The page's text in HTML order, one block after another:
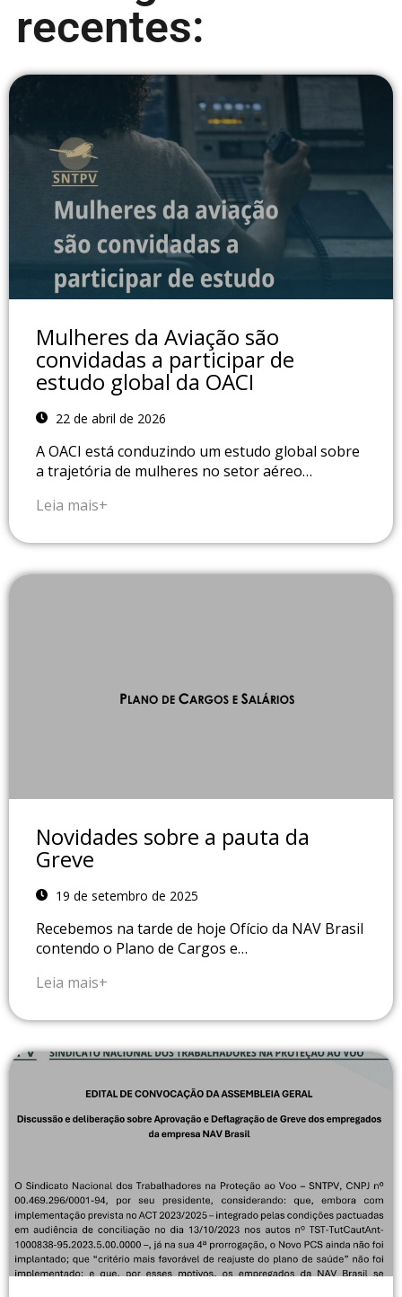
recentes:
Mulheres da Aviação são
convidadas a participar de
estudo global da OACI
22 de abril de 2026
A OACI está conduzindo um estudo global sobre
a trajetória de mulheres no setor aéreo…
Leia mais+
Novidades sobre a pauta da
Greve
19 de setembro de 2025
Recebemos na tarde de hoje Ofício da NAV Brasil
contendo o Plano de Cargos e…
Leia mais+